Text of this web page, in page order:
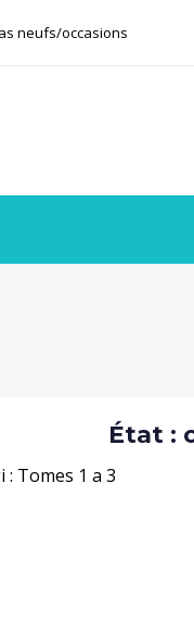
neufs/occasions
État :
: Tomes 1 a 3